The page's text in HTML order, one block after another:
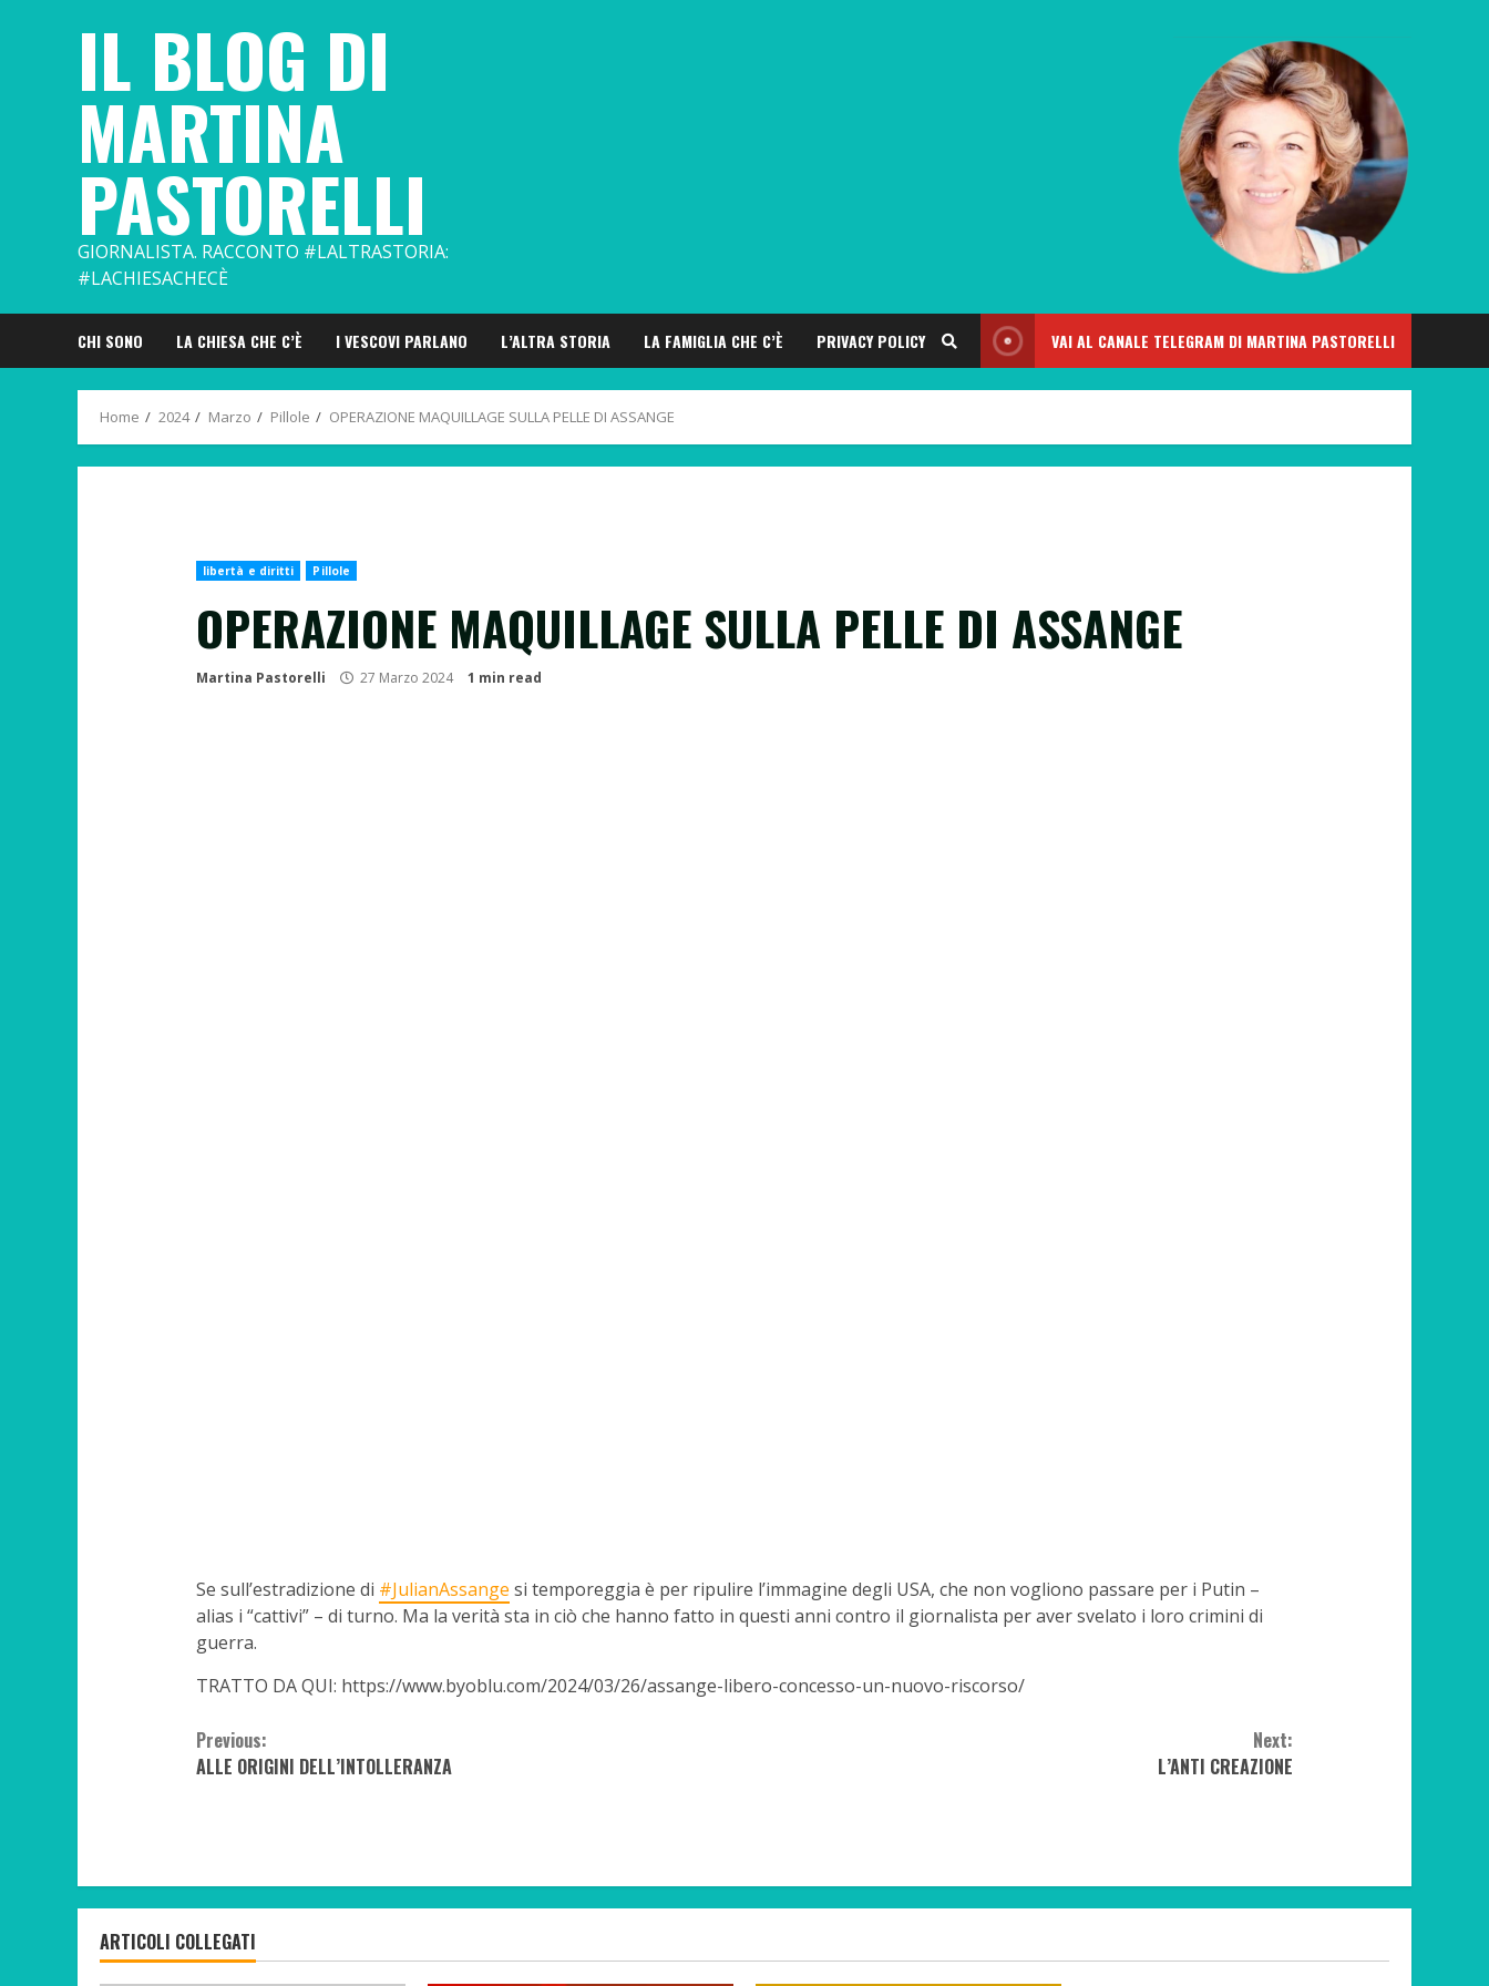
IL BLOG DI
MARTINA
PASTORELLI
GIORNALISTA. RACCONTO #LALTRASTORIA:
#LACHIESACHECÈ
CHI SONO LA CHIESA CHE C’È I VESCOVI PARLANO L’ALTRA STORIA LA FAMIGLIA CHE C’È PRIVACY POLICY VAI AL CANALE TELEGRAM DI MARTINA PASTORELLI
Home 2024 Marzo Pillole OPERAZIONE MAQUILLAGE SULLA PELLE DI ASSANGE
libertà e diritti Pillole
OPERAZIONE MAQUILLAGE SULLA PELLE DI ASSANGE
Martina Pastorelli 27 Marzo 2024 1 min read
Se sull’estradizione di #JulianAssange si temporeggia è per ripulire l’immagine degli USA, che non vogliono passare per i Putin –
alias i “cattivi” – di turno. Ma la verità sta in ciò che hanno fatto in questi anni contro il giornalista per aver svelato i loro crimini di
guerra.
TRATTO DA QUI: https://www.byoblu.com/2024/03/26/assange-libero-concesso-un-nuovo-riscorso/
Continue
Reading
Previous:
ALLE ORIGINI DELL’INTOLLERANZA
Next:
L’ANTI CREAZIONE
ARTICOLI COLLEGATI